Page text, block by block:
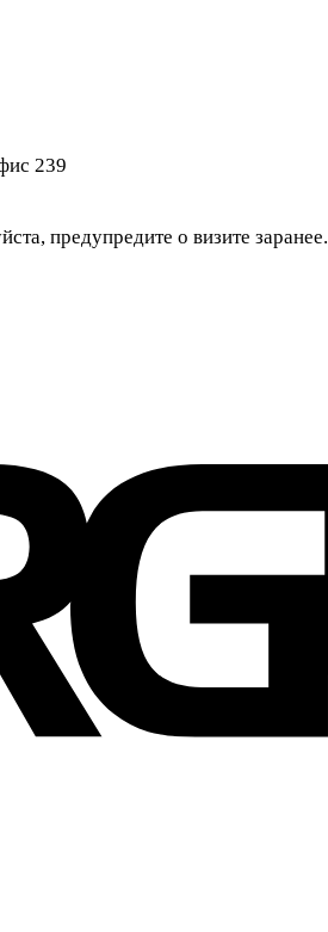
239
предупредите о визите заранее.